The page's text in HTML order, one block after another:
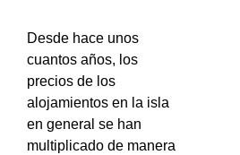
Desde hace unos
cuantos años, los
precios de los
alojamientos en la isla
en general se han
multiplicado de manera